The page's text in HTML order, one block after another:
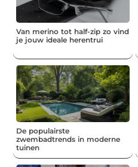
Van merino tot half-zip zo vind
je jouw ideale herentrui
De populairste
zwembadtrends in moderne
tuinen